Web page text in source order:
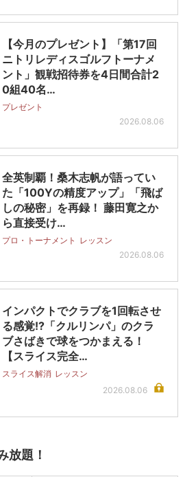
【今月のプレゼント】「第17回
ニトリレディスゴルフトーナメ
ント」観戦招待券を4日間合計2
0組40名…
プレゼント
2026.08.06
全英制覇！桑木志帆が語ってい
た「100Yの精度アップ」「飛ば
しの秘密」を再録！ 藤田寛之か
ら直接受け…
プロ・トーナメント レッスン
2026.08.06
インパクトでクラブを1回転させ
る感覚!?「クルリンパ」のクラ
ブさばきで球をつかまえる！
【スライス完全…
スライス解消 レッスン
2026.08.06
放題！